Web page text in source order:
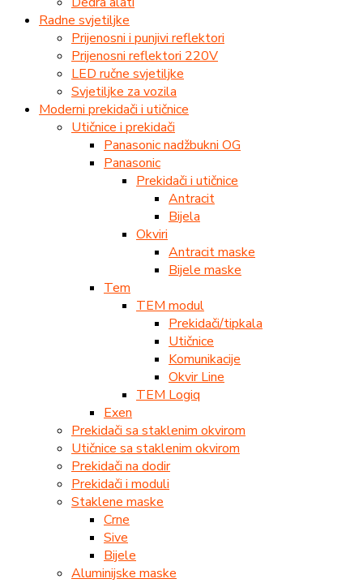
Radne svjetiljke
Prijenosni i punjivi reflektori
Prijenosni reflektori 220V
LED ručne svjetiljke
Svjetiljke za vozila
Moderni prekidači i utičnice
Utičnice i prekidači
Panasonic nadžbukni OG
Panasonic
Prekidači i utičnice
Antracit
Bijela
Okviri
Antracit maske
Bijele maske
Tem
TEM modul
Prekidači/tipkala
Utičnice
Komunikacije
Okvir Line
TEM Logiq
Exen
Prekidači sa staklenim okvirom
Utičnice sa staklenim okvirom
Prekidači na dodir
Prekidači i moduli
Staklene maske
Crne
Sive
Bijele
Aluminijske maske